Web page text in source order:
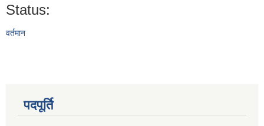
Status:
वर्तमान
पदपूर्ति